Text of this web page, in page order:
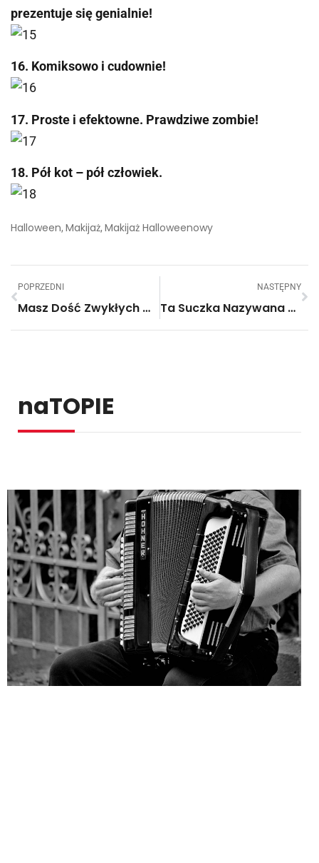
prezentuje się genialnie!
16. Komiksowo i cudownie!
17. Proste i efektowne. Prawdziwe zombie!
18. Pół kot – pół człowiek.
Halloween, Makijaż, Makijaż Halloweenowy
POPRZEDNI
Masz Dość Zwykłych Makaronów Z Sosami? Ten Torcik Makaronowy To Strzał W Dziesiątkę!
NASTĘPNY
Ta Suczka Nazywana Jest Najmądrzejszym Psem. Za Chwilę Przekonasz Się Dlaczego!
naTOPIE